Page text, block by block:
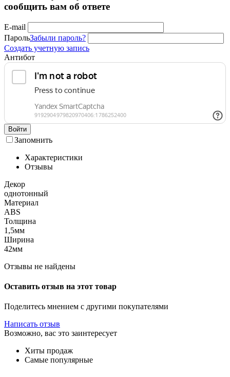
сообщить вам об ответе
E-mail
ПарольЗабыли пароль?
Создать учетную запись
Антибот
Войти
Запомнить
Характеристики
Отзывы
Декор
однотонный
Материал
ABS
Толщина
1,5мм
Ширина
42мм
Отзывы не найдены
Оставить отзыв на этот товар
Поделитесь мнением с другими покупателями
Написать отзыв
Возможно, вас это заинтересует
Хиты продаж
Самые популярные